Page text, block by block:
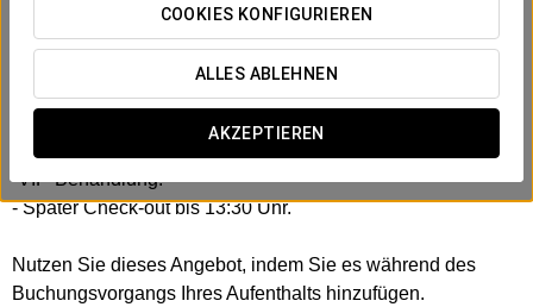
COOKIES KONFIGURIEREN
ALLES ABLEHNEN
AKZEPTIEREN
Hotel. Erleben Sie einen Traum während Ihres romantischen
Aufenthalts in Rom!
Beinhaltet:
-Flasche Sekt auf dem Zimmer.
-Pralinen im Zimmer.
-VIP-Behandlung.
- Später Check-out bis 13:30 Uhr.
Nutzen Sie dieses Angebot, indem Sie es während des
Buchungsvorgangs Ihres Aufenthalts hinzufügen.